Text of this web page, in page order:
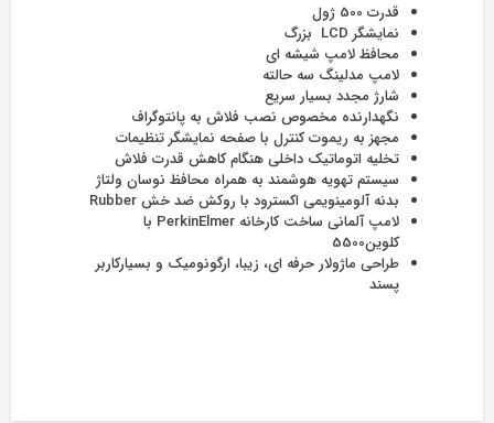
قدرت 500 ژول
نمایشگر LCD بزرگ
محافظ لامپ شیشه ای
لامپ مدلینگ سه حالته
شارژ مجدد بسیار سریع
نگهدارنده مخصوص نصب فلاش به پانتوگراف
مجهز به ریموت کنترل با صفحه نمایشگر تنظیمات
تخلیه اتوماتیک داخلی هنگام کاهش قدرت فلاش
سیستم تهویه هوشمند به همراه محافظ نوسان ولتاژ
بدنه آلومینویمی اکسترود با روکش ضد خش Rubber
لامپ آلمانی ساخت کارخانه PerkinElmer با
کلوین5500
­­طراحی ماژولار حرفه ای، زیبا، ارگونومیک و بسیارکاربر
پسند